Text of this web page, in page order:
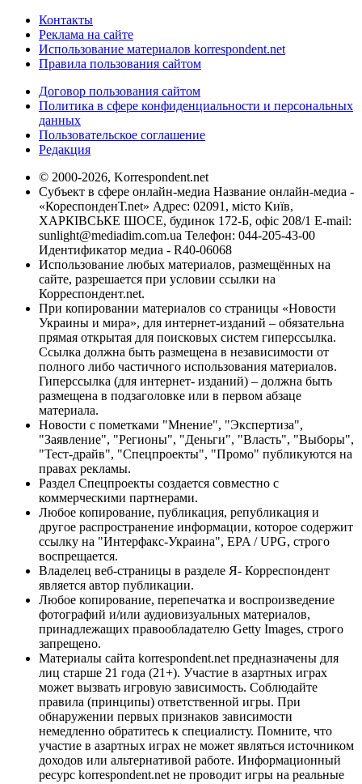
Контакты
Реклама на сайте
Использование материалов korrespondent.net
Правила пользования сайтом
Договор пользования сайтом
Политика в сфере конфиденциальности и персональных
данных
Пользовательское соглашение
Редакция
© 2000-2026, Korrespondent.net
Субъект в сфере онлайн-медиа Название онлайн-медиа -
«КореспонденТ.net» Адрес: 02091, місто Київ,
ХАРКІВСЬКЕ ШОСЕ, будинок 172-Б, офіс 208/1 E-mail:
sunlight@mediadim.com.ua Телефон: 044-205-43-00
Идентификатор медиа - R40-06068
Использование любых материалов, размещённых на
сайте, разрешается при условии ссылки на
Корреспондент.net.
При копировании материалов со страницы «Новости
Украины и мира», для интернет-изданий – обязательна
прямая открытая для поисковых систем гиперссылка.
Ссылка должна быть размещена в независимости от
полного либо частичного использования материалов.
Гиперссылка (для интернет- изданий) – должна быть
размещена в подзаголовке или в первом абзаце
материала.
Новости с пометками "Мнение", "Экспертиза",
"Заявление", "Регионы", "Деньги", "Власть", "Выборы",
"Тест-драйв", "Спецпроекты", "Промо" публикуются на
правах рекламы.
Раздел Спецпроекты создается совместно с
коммерческими партнерами.
Любое копирование, публикация, републикация и
другое распространение информации, которое содержит
ссылку на "Интерфакс-Украина", EPA / UPG, строго
воспрещается.
Владелец веб-страницы в разделе Я- Корреспондент
является автор публикации.
Любое копирование, перепечатка и воспроизведение
фотографий и/или аудиовизуальных материалов,
принадлежащих правообладателю Getty Images, строго
запрещено.
Материалы сайта korrespondent.net предназначены для
лиц старше 21 года (21+). Участие в азартных играх
может вызвать игровую зависимость. Соблюдайте
правила (принципы) ответственной игры. При
обнаружении первых признаков зависимости
немедленно обратитесь к специалисту. Помните, что
участие в азартных играх не может являться источником
доходов или альтернативой работе. Информационный
ресурс korrespondent.net не проводит игры на реальные